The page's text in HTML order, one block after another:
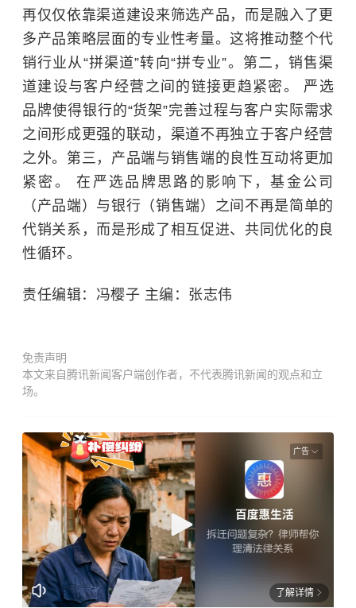
再仅仅依靠渠道建设来筛选产品，而是融入了更
多产品策略层面的专业性考量。这将推动整个代
销行业从“拼渠道”转向“拼专业”。第二，销售渠
道建设与客户经营之间的链接更趋紧密。 严选
品牌使得银行的“货架”完善过程与客户实际需求
之间形成更强的联动，渠道不再独立于客户经营
之外。第三，产品端与销售端的良性互动将更加
紧密。 在严选品牌思路的影响下，基金公司
（产品端）与银行（销售端）之间不再是简单的
代销关系，而是形成了相互促进、共同优化的良
性循环。
责任编辑：冯樱子 主编：张志伟
免责声明
本文来自腾讯新闻客户端创作者，不代表腾讯新闻的观点和立
场。
广告
了解详情